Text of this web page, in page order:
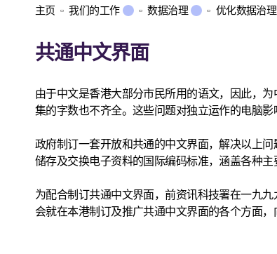
主页 我们的工作 数据治理 优化数据治理
共通中文界面
由于中文是香港大部分市民所用的语文，因此，
集的字数也不齐全。这些问题对独立运作的电脑
政府制订一套开放和共通的中文界面，解决以上
储存及交换电子资料的国际编码标准，涵盖各种
为配合制订共通中文界面，前资讯科技署在一九九
会就在本港制订及推广共通中文界面的各个方面，